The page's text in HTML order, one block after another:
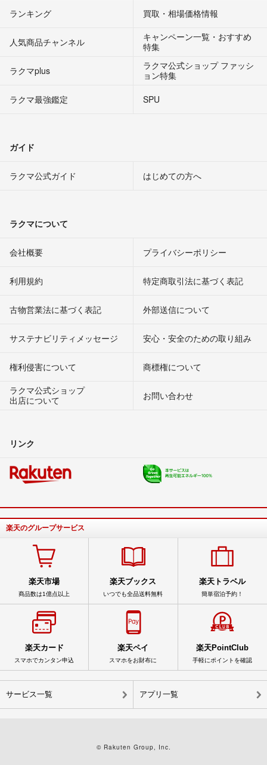
ランキング 買取・相場価格情報
人気商品チャンネル
キャンペーン一覧・おすすめ
特集
ラクマplus
ラクマ公式ショップ ファッシ
ョン特集
ラクマ最強鑑定
SPU
ガイド
ラクマ公式ガイド はじめての方へ
ラクマについて
会社概要 プライバシーポリシー
利用規約 特定商取引法に基づく表記
古物営業法に基づく表記 外部送信について
サステナビリティメッセージ 安心・安全のための取り組み
権利侵害について
商標権について
ラクマ公式ショップ
出店について
お問い合わせ
リンク
楽天のグループサービス
楽天市場
商品数は1億点以上
楽天ブックス
いつでも全品送料無料
楽天トラベル
簡単宿泊予約！
楽天カード
スマホでカンタン申込
楽天ペイ
スマホをお財布に
楽天PointClub
手軽にポイントを確認
サービス一覧 アプリ一覧
© Rakuten Group, Inc.